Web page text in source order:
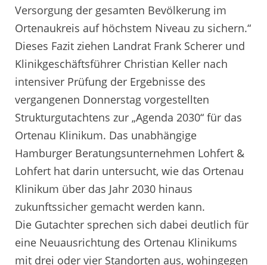
Versorgung der gesamten Bevölkerung im
Ortenaukreis auf höchstem Niveau zu sichern.“
Dieses Fazit ziehen Landrat Frank Scherer und
Klinikgeschäftsführer Christian Keller nach
intensiver Prüfung der Ergebnisse des
vergangenen Donnerstag vorgestellten
Strukturgutachtens zur „Agenda 2030“ für das
Ortenau Klinikum. Das unabhängige
Hamburger Beratungsunternehmen Lohfert &
Lohfert hat darin untersucht, wie das Ortenau
Klinikum über das Jahr 2030 hinaus
zukunftssicher gemacht werden kann.
Die Gutachter sprechen sich dabei deutlich für
eine Neuausrichtung des Ortenau Klinikums
mit drei oder vier Standorten aus, wohingegen